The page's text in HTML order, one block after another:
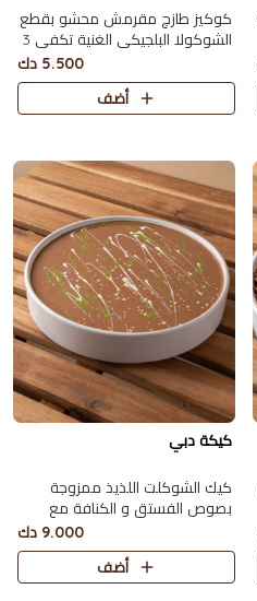
كوكيز طازج مقرمش محشو بقطع
الشوكولا البلجيكي الغنية تكفي 3
5.500 دك
أضف
كيكة دبي
كيك الشوكلت اللذيذ ممزوجة
بصوص الفستق و الكنافة مع
الطحينة و صوص الشوكولاته
تكفي 6 اشخاص
9.000 دك
أضف